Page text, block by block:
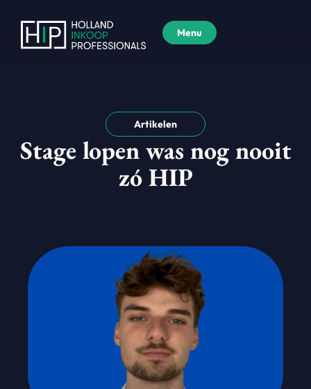
Menu
Artikelen
Stage lopen was nog nooit
zó HIP